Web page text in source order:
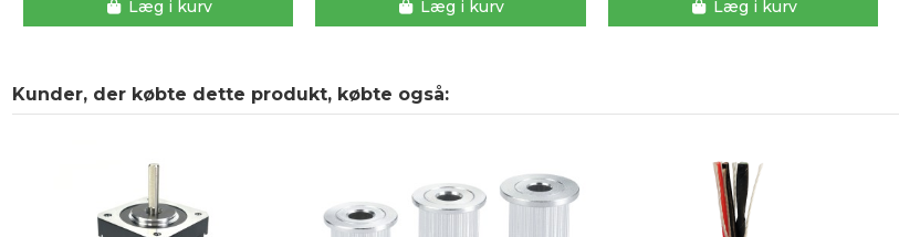
Læg i kurv Læg i kurv
Læg i kurv
Kunder, der købte dette produkt, købte også: